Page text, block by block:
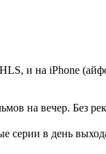
и на iPhone
на вечер. Без
серии в день